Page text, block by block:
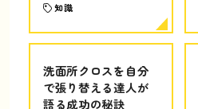
知識
洗面所クロスを自分
で張り替える達人が
語る成功の秘訣